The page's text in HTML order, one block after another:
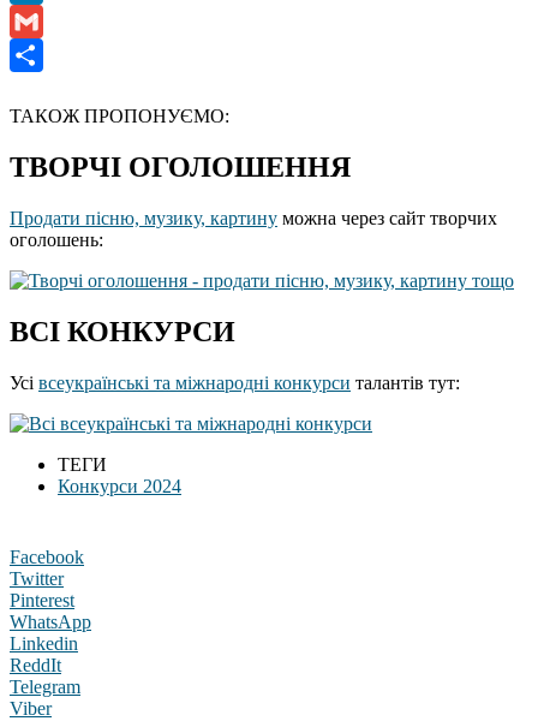
LinkedIn
Gmail
ТАКОЖ ПРОПОНУЄМО:
ТВОРЧІ ОГОЛОШЕННЯ
Продати пісню, музику, картину можна через сайт творчих
оголошень:
ВСІ КОНКУРСИ
Усі всеукраїнські та міжнародні конкурси талантів тут:
ТЕГИ
Конкурси 2024
Facebook
Twitter
Pinterest
WhatsApp
Linkedin
ReddIt
Telegram
Viber